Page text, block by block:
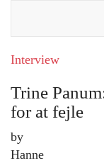
Interview
Trine
for at fejle
by
Hanne